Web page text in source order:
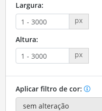
Largura:
px
Altura:
px
Aplicar filtro de cor: